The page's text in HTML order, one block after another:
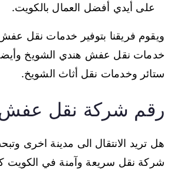
على أيدي أفضل العمال بالكويت.
ويقوم فريقنا بتوفير خدمات نقل
خدمات نقل عفش هندي الشويخ
ستائر وخدمات نقل أثاث الشويخ.
رقم شركة نقل عفش
هل تريد الانتقال الى مدينة اخرى
شركة نقل سريعة وآمنة في الكويت